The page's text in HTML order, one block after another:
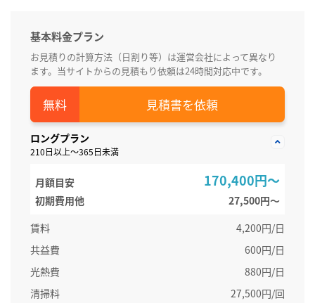
基本料金プラン
お見積りの計算方法（日割り等）は運営会社によって異なり
ます。当サイトからの見積もり依頼は24時間対応中です。
見積書を依頼
ロングプラン
210日以上～365日未満
月額目安 170,400円～
初期費用他
27,500円〜
賃料
4,200円/日
共益費
600円/日
光熱費
880円/日
清掃料
27,500円/回